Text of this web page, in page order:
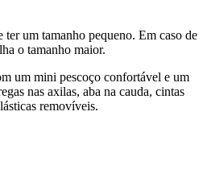
ter um tamanho pequeno. Em caso de
o tamanho maior.
um mini pescoço confortável e um
nas axilas, aba na cauda, cintas
removíveis.